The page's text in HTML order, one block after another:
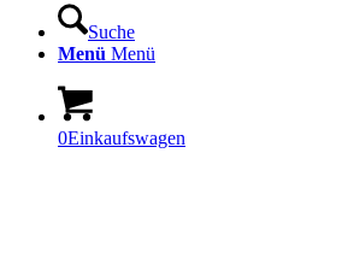
Suche
Menü Menü
0Einkaufswagen